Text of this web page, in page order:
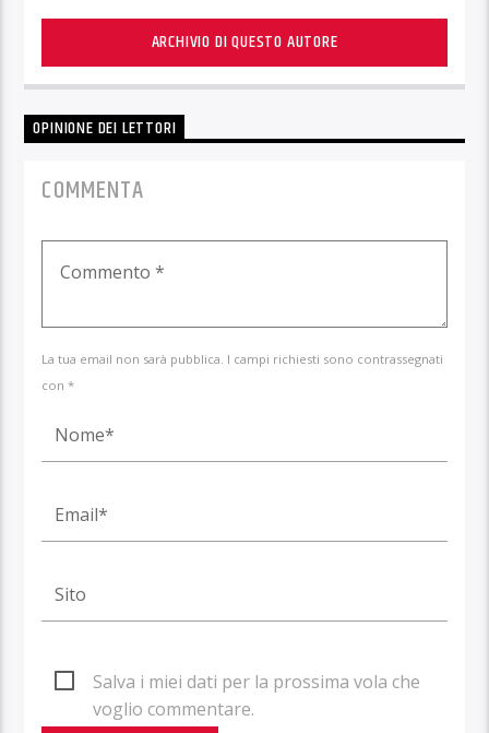
ARCHIVIO DI QUESTO AUTORE
OPINIONE DEI LETTORI
COMMENTA
La tua email non sarà pubblica. I campi richiesti sono contrassegnati
con *
Salva i miei dati per la prossima vola che
voglio commentare.